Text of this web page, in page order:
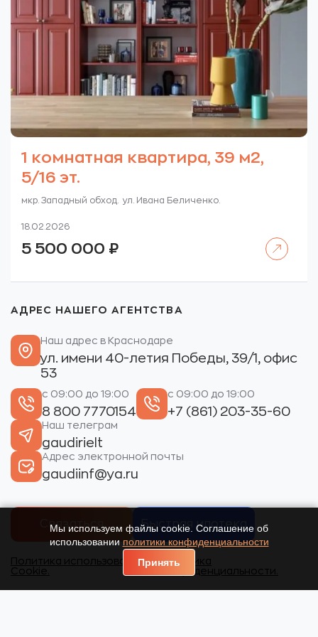
1 комнатная квартира, 39 м2,
5/16 эт.
мкр. Западный обход. ул. Ивана Беличенко.
18.02.2026
5 500 000 ₽
АДРЕС НАШЕГО АГЕНТСТВА
Наш адрес в Краснодаре
ул. имени 40-летия Победы, 39/1, офис
53
с 09:00 до 19:00
8 800 7770154
с 09:00 до 19:00
+7 (861) 203-35-60
Наш телеграм
gaudirielt
Адрес электронной почты
gaudiinf@ya.ru
Связаться Быстрая ипотека
Политика использования
Cookie.
Политика
конфиденциальности.
Мы используем файлы cookie. Соглашение об
использовании политики конфиденциальности
Принять